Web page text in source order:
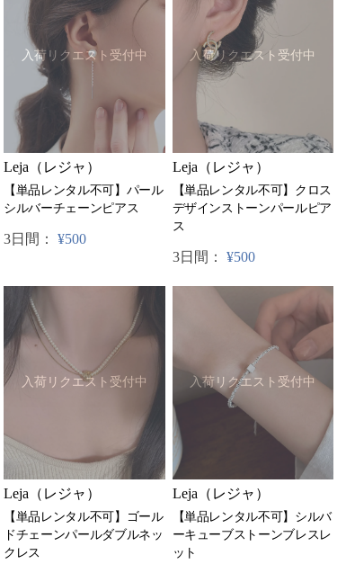
入荷リクエスト受付中
Leja（レジャ）
【単品レンタル不可】パール
シルバーチェーンピアス
3日間： ¥500
入荷リクエスト受付中
Leja（レジャ）
【単品レンタル不可】クロス
デザインストーンパールピア
ス
3日間： ¥500
入荷リクエスト受付中
Leja（レジャ）
【単品レンタル不可】ゴール
ドチェーンパールダブルネッ
クレス
入荷リクエスト受付中
Leja（レジャ）
【単品レンタル不可】シルバ
ーキューブストーンブレスレ
ット